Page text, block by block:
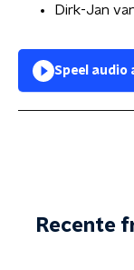
Dirk-Jan
Speel audio
Recente